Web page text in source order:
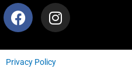
F
a
e
b
I
n
t
a
Privacy Policy